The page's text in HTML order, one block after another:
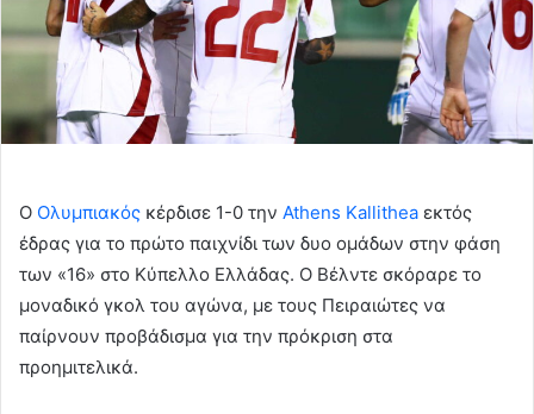
Ο Ολυμπιακός κέρδισε 1-0 την Athens Kallithea εκτός
έδρας για το πρώτο παιχνίδι των δυο ομάδων στην φάση
των «16» στο Κύπελλο Ελλάδας. Ο Βέλντε σκόραρε το
μοναδικό γκολ του αγώνα, με τους Πειραιώτες να
παίρνουν προβάδισμα για την πρόκριση στα
προημιτελικά.